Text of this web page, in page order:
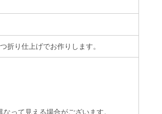
折り仕上げでお作りします。
って見える場合がございます。